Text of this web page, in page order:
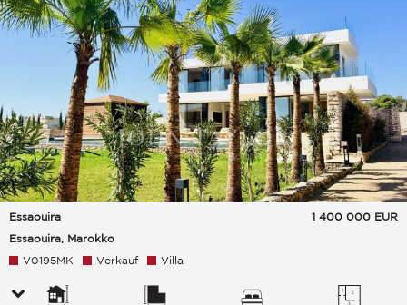
Essaouira
Essaouira, Marokko
1 400 000 EUR
V0195MK Verkauf Villa